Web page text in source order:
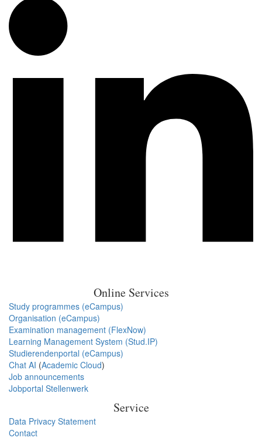
Online Services
Study programmes (eCampus)
Organisation (eCampus)
Examination management (FlexNow)
Learning Management System (Stud.IP)
Studierendenportal (eCampus)
Chat AI (Academic Cloud)
Job announcements
Jobportal Stellenwerk
Service
Data Privacy Statement
Contact